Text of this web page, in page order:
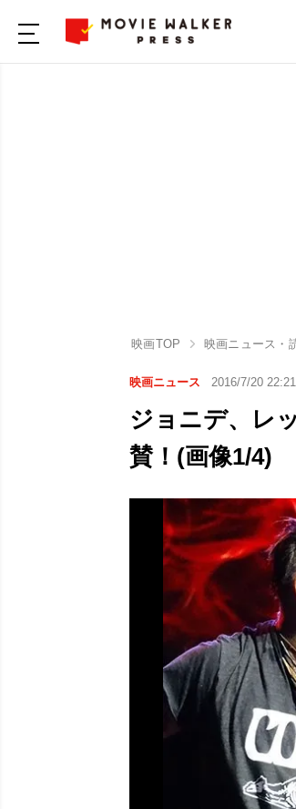
映画TOP 映画ニュース・
映画ニュース 2016/7/20 22:21
ジョニデ、レ
賛！(画像1/4)